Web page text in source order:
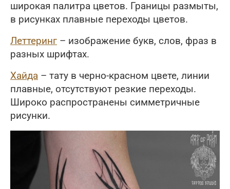
широкая палитра цветов. Границы размыты,
в рисунках плавные переходы цветов.
Леттеринг – изображение букв, слов, фраз в
разных шрифтах.
Хайда – тату в черно-красном цвете, линии
плавные, отсутствуют резкие переходы.
Широко распространены симметричные
рисунки.